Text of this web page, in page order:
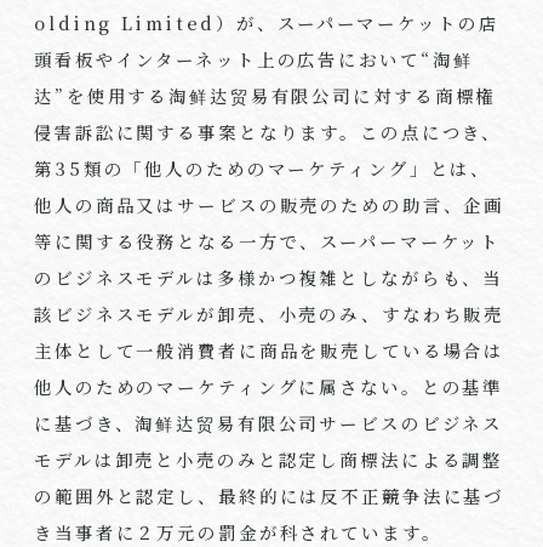
olding Limited ）が、スーパーマーケットの店
頭看板やインターネット上の広告において “淘鲜
达” を使用する淘鲜达贸易有限公司に対する商標権
侵害訴訟に関する事案となります。この点につき、
第35類の「他人のためのマーケティング」とは、
他人の商品又はサービスの販売のための助言、企画
等に関する役務となる一方で、スーパーマーケット
のビジネスモデルは多様かつ複雑としながらも、当
該ビジネスモデルが卸売、小売のみ、すなわち販売
主体として一般消費者に商品を販売している場合は
他人のためのマーケティングに属さない。との基準
に基づき、淘鲜达贸易有限公司サービスのビジネス
モデルは卸売と小売のみと認定し商標法による調整
の範囲外と認定し、最終的には反不正競争法に基づ
き当事者に２万元の罰金が科されています。